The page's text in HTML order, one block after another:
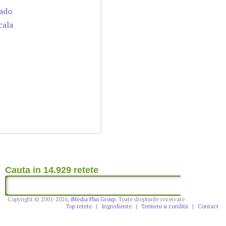
Cauta in 14.929 retete
Copyright © 2001-2026, iMedia Plus Group. Toate drepturile rezervate
Top retete
| Ingrediente | Termeni si conditii | Contact